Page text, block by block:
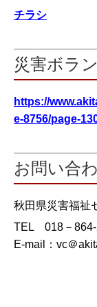
チラシ
災害ボラ
https://
e-8756/page-
お問い合
秋田県災害福祉
TEL 018－864-
E-mail：vc＠